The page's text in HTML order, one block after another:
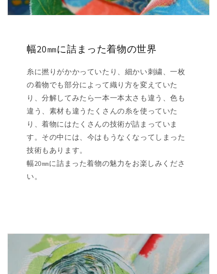
幅20㎜に詰まった着物の世界
糸に撚りがかかっていたり、細かい刺繍、一枚
の着物でも部分によって織り方を変えていた
り、分解してみたら一本一本太さも違う、色も
違う、素材も違うたくさんの糸を使っていた
り、着物にはたくさんの技術が詰まっていま
す。その中には、今はもうなくなってしまった
技術もあります。
幅20㎜に詰まった着物の魅力をお楽しみくださ
い。